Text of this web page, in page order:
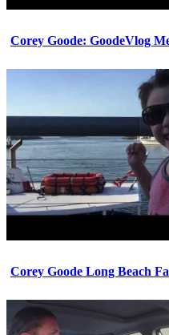
Corey Goode: GoodeVlog
Corey Goode Long Beach